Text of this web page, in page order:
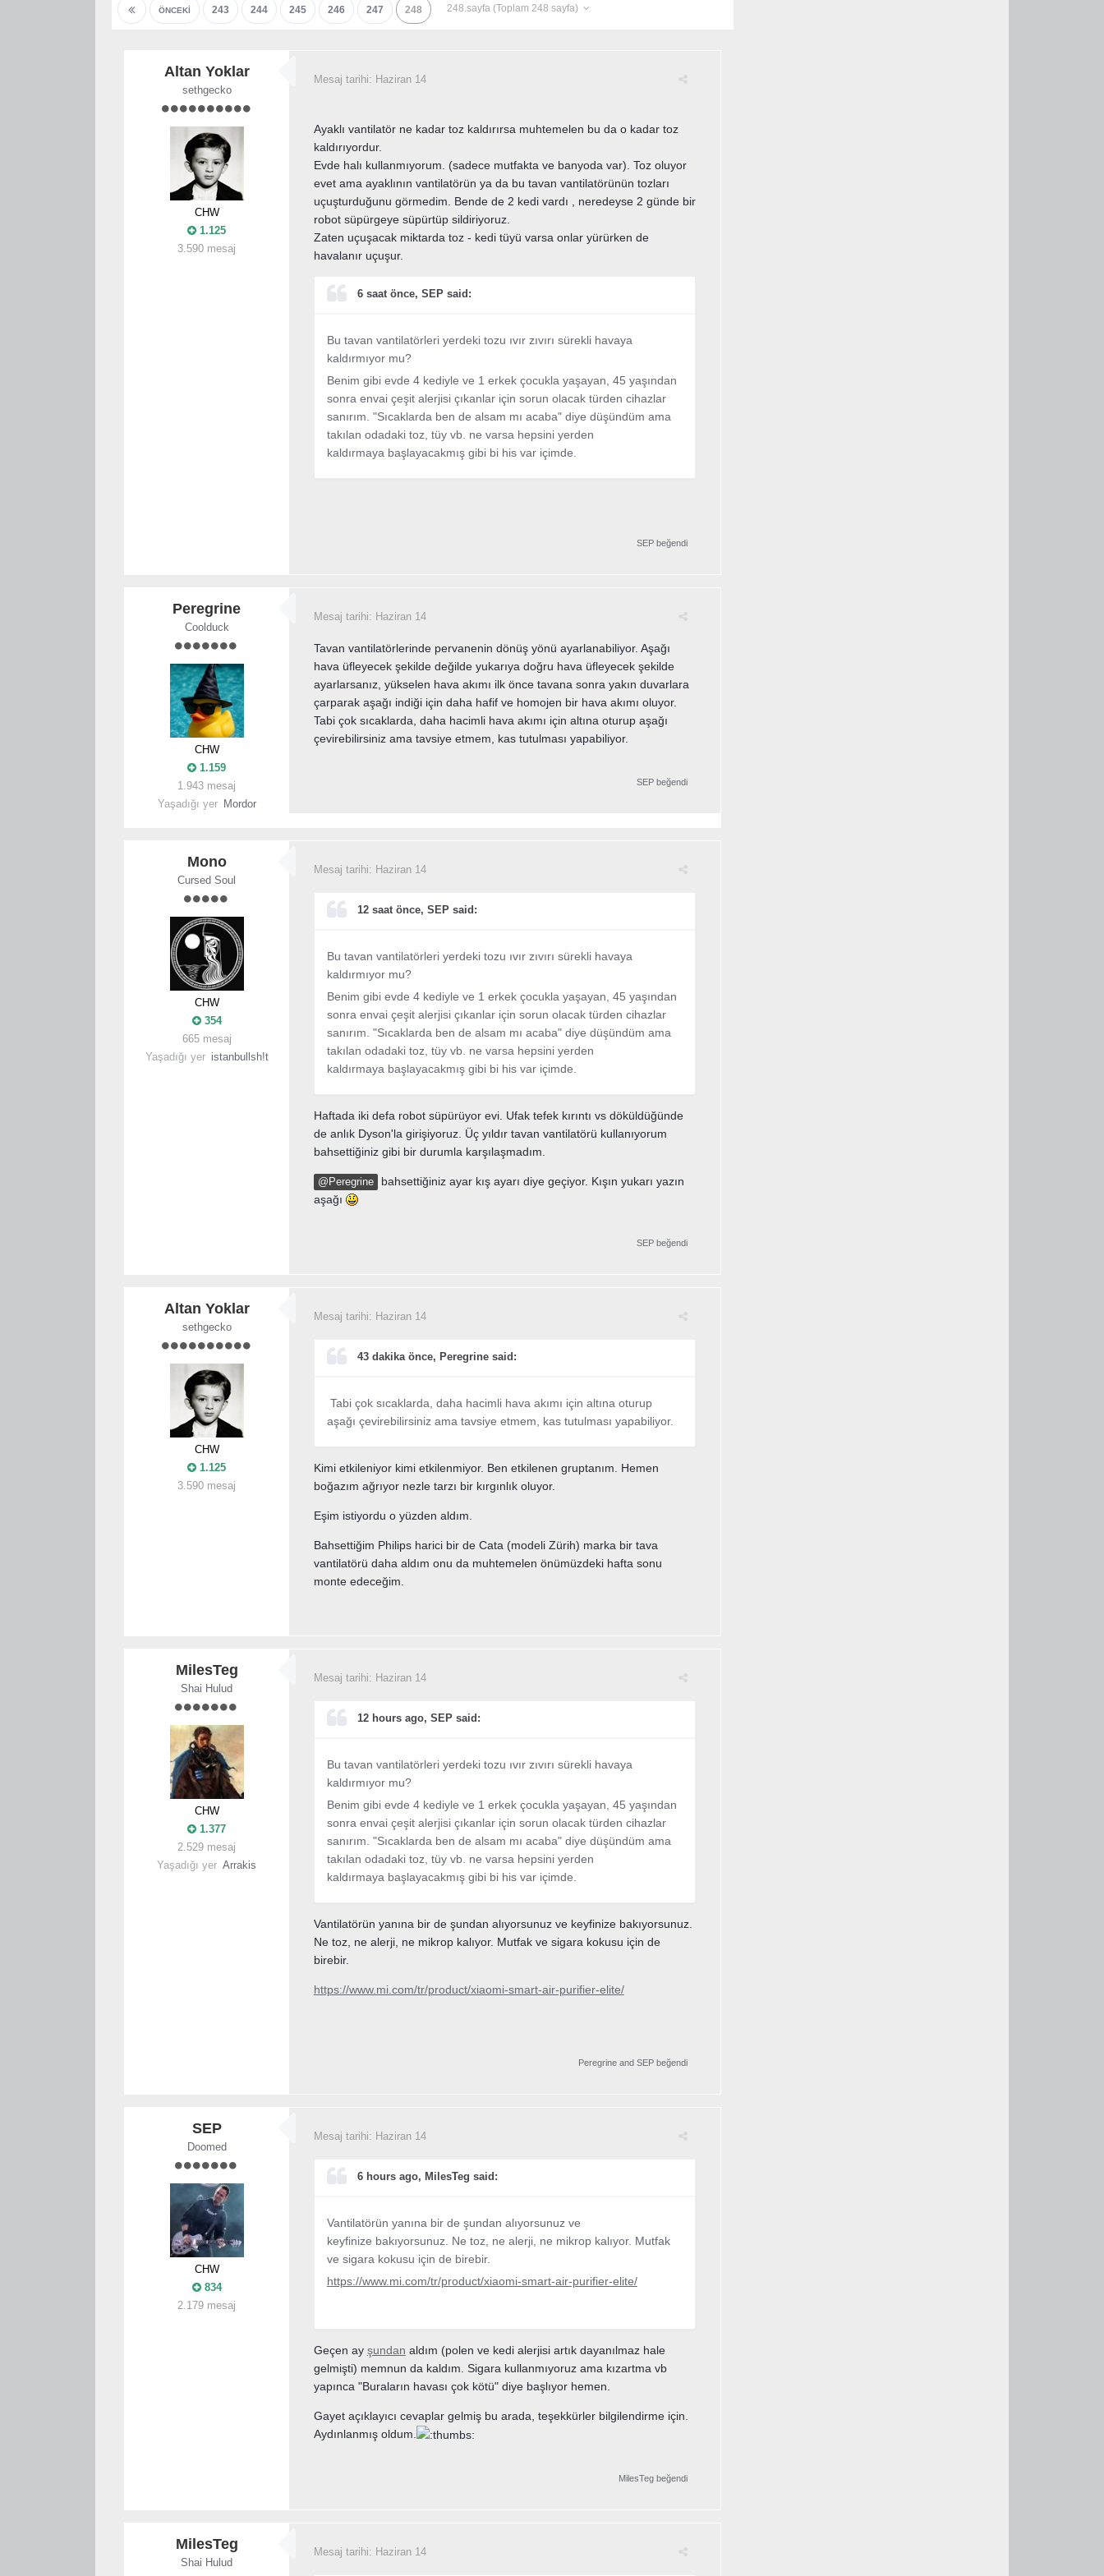
ÖNCEKI 243 244 245 246 247 248 248.sayfa (Toplam 248 sayfa)
Altan Yoklar
sethgecko
CHW
1.125
3.590 mesaj
Mesaj tarihi: Haziran 14
Ayaklı vantilatör ne kadar toz kaldırırsa muhtemelen bu da o kadar toz
kaldırıyordur.
Evde halı kullanmıyorum. (sadece mutfakta ve banyoda var). Toz oluyor
evet ama ayaklının vantilatörün ya da bu tavan vantilatörünün tozları
uçuşturduğunu görmedim. Bende de 2 kedi vardı , neredeyse 2 günde bir
robot süpürgeye süpürtüp sildiriyoruz.
Zaten uçuşacak miktarda toz - kedi tüyü varsa onlar yürürken de
havalanır uçuşur.
6 saat önce, SEP said:
Bu tavan vantilatörleri yerdeki tozu ıvır zıvırı sürekli havaya
kaldırmıyor mu?
Benim gibi evde 4 kediyle ve 1 erkek çocukla yaşayan, 45 yaşından
sonra envai çeşit alerjisi çıkanlar için sorun olacak türden cihazlar
sanırım. "Sıcaklarda ben de alsam mı acaba" diye düşündüm ama
takılan odadaki toz, tüy vb. ne varsa hepsini yerden
kaldırmaya başlayacakmış gibi bi his var içimde.
SEPbeğendi
Peregrine
Coolduck
CHW
1.159
1.943 mesaj
Yaşadığı yer Mordor
Mesaj tarihi: Haziran 14
Tavan vantilatörlerinde pervanenin dönüş yönü ayarlanabiliyor. Aşağı
hava üfleyecek şekilde değilde yukarıya doğru hava üfleyecek şekilde
ayarlarsanız, yükselen hava akımı ilk önce tavana sonra yakın duvarlara
çarparak aşağı indiği için daha hafif ve homojen bir hava akımı oluyor.
Tabi çok sıcaklarda, daha hacimli hava akımı için altına oturup aşağı
çevirebilirsiniz ama tavsiye etmem, kas tutulması yapabiliyor.
SEPbeğendi
Mono
Cursed Soul
CHW
354
665 mesaj
Yaşadığı yer istanbullsh!t
Mesaj tarihi: Haziran 14
12 saat önce, SEP said:
Bu tavan vantilatörleri yerdeki tozu ıvır zıvırı sürekli havaya
kaldırmıyor mu?
Benim gibi evde 4 kediyle ve 1 erkek çocukla yaşayan, 45 yaşından
sonra envai çeşit alerjisi çıkanlar için sorun olacak türden cihazlar
sanırım. "Sıcaklarda ben de alsam mı acaba" diye düşündüm ama
takılan odadaki toz, tüy vb. ne varsa hepsini yerden
kaldırmaya başlayacakmış gibi bi his var içimde.
Haftada iki defa robot süpürüyor evi. Ufak tefek kırıntı vs döküldüğünde
de anlık Dyson'la girişiyoruz. Üç yıldır tavan vantilatörü kullanıyorum
bahsettiğiniz gibi bir durumla karşılaşmadım.
@Peregrine
bahsettiğiniz ayar kış ayarı diye geçiyor. Kışın yukarı yazın
aşağı
SEPbeğendi
Altan Yoklar
sethgecko
CHW
1.125
3.590 mesaj
Mesaj tarihi: Haziran 14
43 dakika önce, Peregrine said:
Tabi çok sıcaklarda, daha hacimli hava akımı için altına oturup
aşağı çevirebilirsiniz ama tavsiye etmem, kas tutulması yapabiliyor.
Kimi etkileniyor kimi etkilenmiyor. Ben etkilenen gruptanım. Hemen
boğazım ağrıyor nezle tarzı bir kırgınlık oluyor.
Eşim istiyordu o yüzden aldım.
Bahsettiğim Philips harici bir de Cata (modeli Zürih) marka bir tava
vantilatörü daha aldım onu da muhtemelen önümüzdeki hafta sonu
monte edeceğim.
MilesTeg
Shai Hulud
CHW
1.377
2.529 mesaj
Yaşadığı yer Arrakis
Mesaj tarihi: Haziran 14
12 hours ago, SEP said:
Bu tavan vantilatörleri yerdeki tozu ıvır zıvırı sürekli havaya
kaldırmıyor mu?
Benim gibi evde 4 kediyle ve 1 erkek çocukla yaşayan, 45 yaşından
sonra envai çeşit alerjisi çıkanlar için sorun olacak türden cihazlar
sanırım. "Sıcaklarda ben de alsam mı acaba" diye düşündüm ama
takılan odadaki toz, tüy vb. ne varsa hepsini yerden
kaldırmaya başlayacakmış gibi bi his var içimde.
Vantilatörün yanına bir de şundan alıyorsunuz ve keyfinize bakıyorsunuz.
Ne toz, ne alerji, ne mikrop kalıyor. Mutfak ve sigara kokusu için de
birebir.
https://www.mi.com/tr/product/xiaomi-smart-air-purifier-elite/
Peregrineand SEPbeğendi
SEP
Doomed
CHW
834
2.179 mesaj
Mesaj tarihi: Haziran 14
6 hours ago, MilesTeg said:
Vantilatörün yanına bir de şundan alıyorsunuz ve
keyfinize bakıyorsunuz. Ne toz, ne alerji, ne mikrop kalıyor. Mutfak
ve sigara kokusu için de birebir.
https://www.mi.com/tr/product/xiaomi-smart-air-purifier-elite/
Geçen ay şundan aldım (polen ve kedi alerjisi artık dayanılmaz hale
gelmişti) memnun da kaldım. Sigara kullanmıyoruz ama kızartma vb
yapınca "Buraların havası çok kötü" diye başlıyor hemen.
Gayet açıklayıcı cevaplar gelmiş bu arada, teşekkürler bilgilendirme için.
Aydınlanmış oldum.
MilesTegbeğendi
MilesTeg
Shai Hulud
Mesaj tarihi: Haziran 14